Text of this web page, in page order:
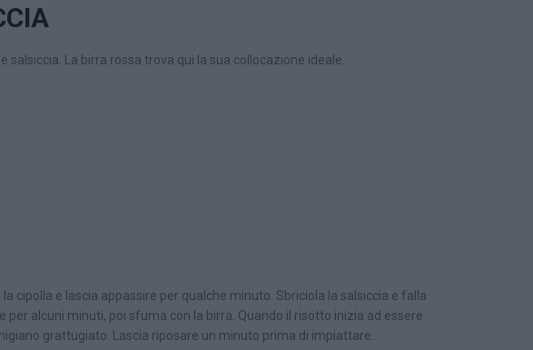
La birra rossa trova qui la sua collocazione ideale.
cipolla e lascia appassire per qualche minuto. Sbriciola la salsiccia e falla
alcuni minuti, poi sfuma con la birra. Quando il risotto inizia ad essere
grattugiato. Lascia riposare un minuto prima di impiattare.